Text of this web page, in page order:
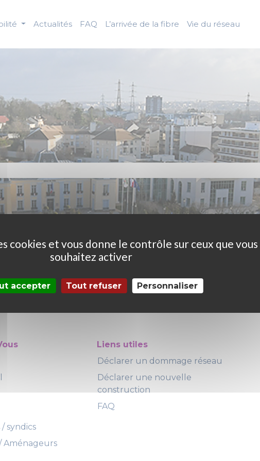
Actualités FAQ L’arrivée de la fibre Vie du réseau
syndics
Aménageurs
Liens utiles
Déclarer un dommage réseau
Déclarer une nouvelle
construction
FAQ
cookies et vous donne le contrôle sur ceux que vous
souhaitez activer
accepter Tout refuser Personnaliser